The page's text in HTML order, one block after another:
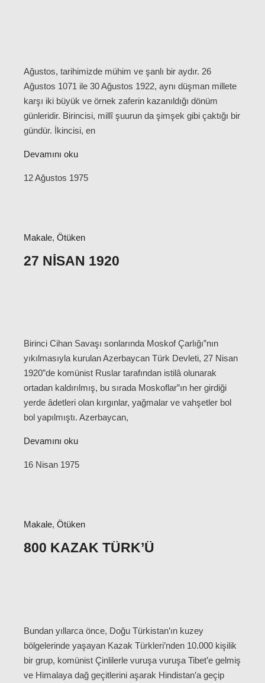
Ağustos, tarihimizde mühim ve şanlı bir aydır. 26
Ağustos 1071 ile 30 Ağustos 1922, aynı düşman millete
karşı iki büyük ve örnek zaferin kazanıldığı dönüm
günleridir. Birincisi, millî şuurun da şimşek gibi çaktığı bir
gündür. İkincisi, en
Devamını oku
12 Ağustos 1975
Makale, Ötüken
27 NISAN 1920
Birinci Cihan Savaşı sonlarında Moskof Çarlığı”nın
yıkılmasıyla kurulan Azerbaycan Türk Devleti, 27 Nisan
1920”de komünist Ruslar tarafından istilâ olunarak
ortadan kaldırılmış, bu sırada Moskoflar”ın her girdiği
yerde âdetleri olan kırgınlar, yağmalar ve vahşetler bol
bol yapılmıştı. Azerbaycan,
Devamını oku
16 Nisan 1975
Makale, Ötüken
800 KAZAK TÜRK’Ü
Bundan yıllarca önce, Doğu Türkistan’ın kuzey
bölgelerinde yaşayan Kazak Türkleri’nden 10.000 kişilik
bir grup, komünist Çinlilerle vuruşa vuruşa Tibet’e gelmiş
ve Himalaya dağ geçitlerini aşarak Hindistan’a geçip